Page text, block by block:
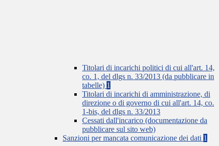
Titolari di incarichi politici di cui all'art. 14,
co. 1, del dlgs n. 33/2013 (da pubblicare in
tabelle) 1
Titolari di incarichi di amministrazione, di
direzione o di governo di cui all'art. 14, co.
1-bis, del dlgs n. 33/2013
Cessati dall'incarico (documentazione da
pubblicare sul sito web)
Sanzioni per mancata comunicazione dei dati 1